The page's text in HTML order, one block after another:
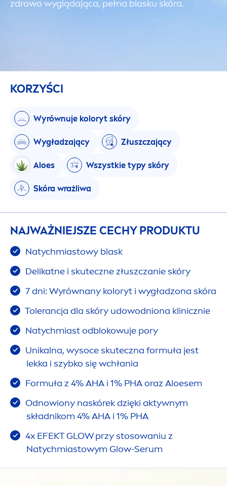
zdrowo wyglądająca, pełna blasku skóra.
KORZYŚCI
Wyrównuje koloryt skóry
Wygładzający Złuszczający
Aloes Wszystkie typy skóry
Skóra wrażliwa
NAJWAŻNIEJSZE CECHY PRODUKTU
Natychmiastowy blask
Delikatne i skuteczne złuszczanie skóry
7 dni: Wyrównany koloryt i wygładzona skóra
Tolerancja dla skóry udowodniona klinicznie
Natychmiast odblokowuje pory
Unikalna, wysoce skuteczna formuła jest
lekka i szybko się wchłania
Formuła z 4% AHA i 1% PHA oraz Aloesem
Odnowiony naskórek dzięki aktywnym
składnikom 4% AHA i 1% PHA
4x EFEKT GLOW przy stosowaniu z
Natychmiastowym Glow-Serum